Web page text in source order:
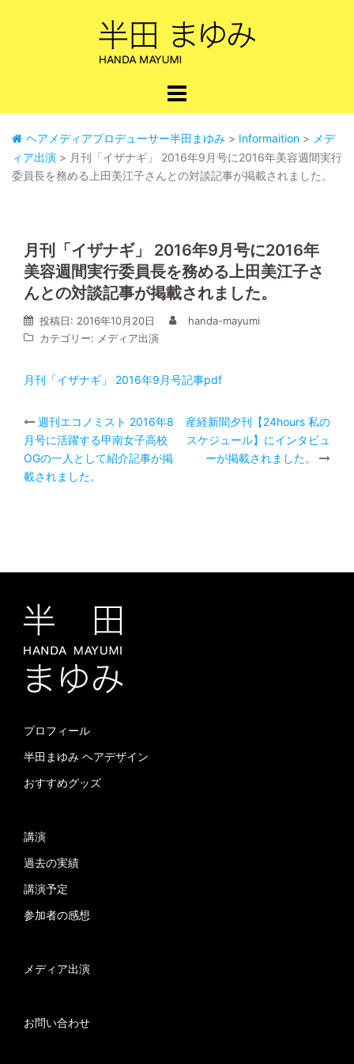
ヘアメディアプロデューサー半田まゆみ > Informaition > メデ
ィア出演 > 月刊「イザナギ」 2016年9月号に2016年美容週間実行
委員長を務める上田美江子さんとの対談記事が掲載されました。
月刊「イザナギ」 2016年9月号に2016年
美容週間実行委員長を務める上田美江子さ
んとの対談記事が掲載されました。
投稿日: 2016年10月20日
handa-mayumi
カテゴリー: メディア出演
月刊「イザナギ」 2016年9月号記事pdf
投
稿
ー
シ
ョ
ン
週刊エコノミスト 2016年8
月号に活躍する甲南女子高校
OGの一人として紹介記事が掲
載されました。
産経新聞夕刊【24hours 私の
スケジュール】にインタビュ
ーが掲載されました。
プロフィール
半田まゆみ ヘアデザイン
おすすめグッズ
講演
過去の実績
講演予定
参加者の感想
メディア出演
お問い合わせ